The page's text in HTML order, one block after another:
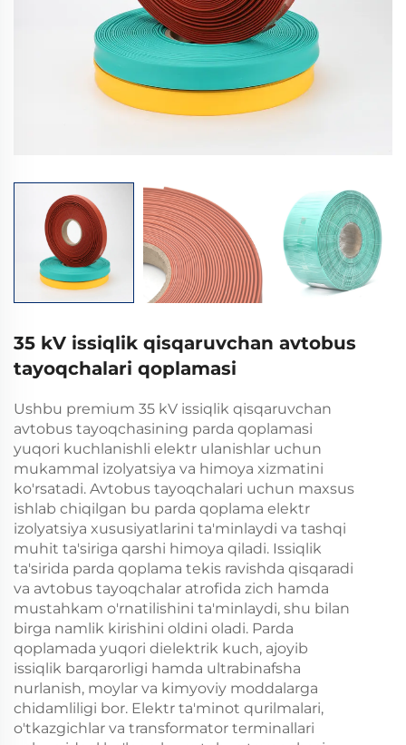
35 kV issiqlik qisqaruvchan avtobus
tayoqchalari qoplamasi
Ushbu premium 35 kV issiqlik qisqaruvchan
avtobus tayoqchasining parda qoplamasi
yuqori kuchlanishli elektr ulanishlar uchun
mukammal izolyatsiya va himoya xizmatini
ko'rsatadi. Avtobus tayoqchalari uchun maxsus
ishlab chiqilgan bu parda qoplama elektr
izolyatsiya xususiyatlarini ta'minlaydi va tashqi
muhit ta'siriga qarshi himoya qiladi. Issiqlik
ta'sirida parda qoplama tekis ravishda qisqaradi
va avtobus tayoqchalar atrofida zich hamda
mustahkam o'rnatilishini ta'minlaydi, shu bilan
birga namlik kirishini oldini oladi. Parda
qoplamada yuqori dielektrik kuch, ajoyib
issiqlik barqarorligi hamda ultrabinafsha
nurlanish, moylar va kimyoviy moddalarga
chidamliligi bor. Elektr ta'minot qurilmalari,
o'tkazgichlar va transformator terminallari